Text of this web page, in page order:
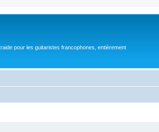
pour les guitaristes francophones, entièrement